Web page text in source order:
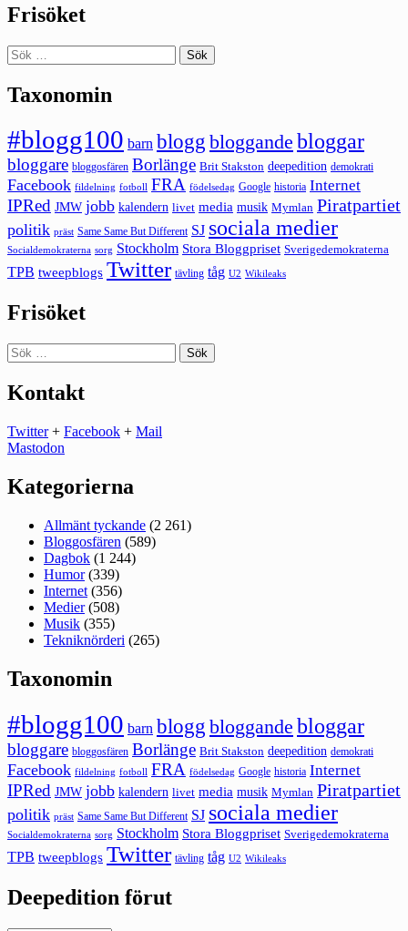
Frisöket
Sök
efter:
Taxonomin
#blogg100 barn blogg bloggande bloggar
bloggare bloggosfären Borlänge Brit Stakston deepedition demokrati
Facebook fildelning fotboll FRA födelsedag Google historia Internet
IPRed JMW jobb kalendern livet media musik Mymlan Piratpartiet
politik präst Same Same But Different SJ sociala medier
Socialdemokraterna sorg Stockholm Stora Bloggpriset Sverigedemokraterna
TPB tweepblogs Twitter tävling tåg U2 Wikileaks
Frisöket
Sök
efter:
Kontakt
Twitter+ Facebook + Mail
Mastodon
Kategorierna
Allmänt tyckande (2 261)
Bloggosfären (589)
Dagbok (1 244)
Humor(339)
Internet (356)
Medier(508)
Musik (355)
Tekniknörderi (265)
Taxonomin
#blogg100 barn blogg bloggande bloggar
bloggare bloggosfären Borlänge Brit Stakston deepedition demokrati
Facebook fildelning fotboll FRA födelsedag Google historia Internet
IPRed JMW jobb kalendern livet media musik Mymlan Piratpartiet
politik präst Same Same But Different SJ sociala medier
Socialdemokraterna sorg Stockholm Stora Bloggpriset Sverigedemokraterna
TPB tweepblogs Twitter tävling tåg U2 Wikileaks
Deepedition förut